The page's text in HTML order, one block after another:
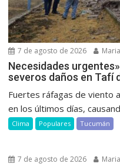
7 de agosto de 2026
Necesidades
severos daños en Tafí
Fuertes ráfagas de viento
en los últimos días,
Clima Populares Tucumán
7 de agosto de 2026